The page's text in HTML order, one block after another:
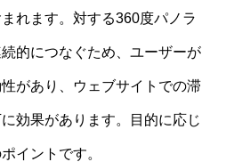
れます。対する360度パノラ
的につなぐため、ユーザーが
があり、ウェブサイトでの滞
効果があります。目的に応じ
イントです。